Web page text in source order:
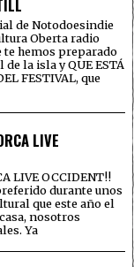
de Notodoesindie
Oberta radio
te hemos preparado
la isla y QUE ESTÁ
FESTIVAL, que
LIVE
LIVE OCCIDENT!!
durante unos
que este año el
nosotros
Ya